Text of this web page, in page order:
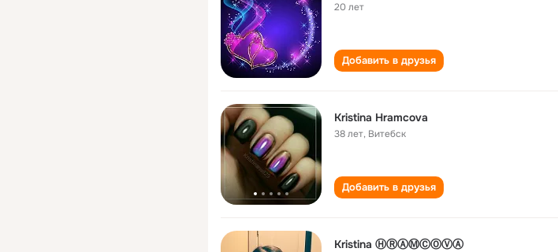
20 лет
Добавить в друзья
Kristina Hramcova
38 лет, Витебск
Добавить в друзья
Kristinа ⒽⓇⒶⓂⒸⓄⓋⒶ